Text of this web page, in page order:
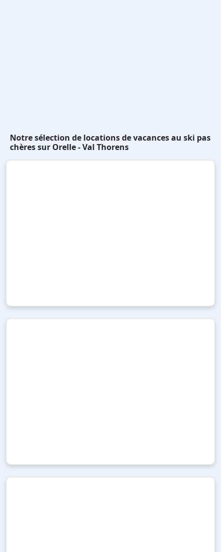
Notre sélection de locations de vacances au ski pas
chères sur Orelle - Val Thorens